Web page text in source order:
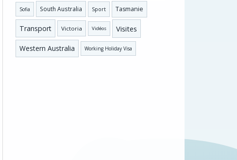
Sofia South Australia Sport Tasmanie
Transport Victoria Vidéos Visites
Western Australia Working Holiday Visa